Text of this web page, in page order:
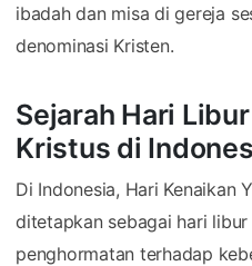
ibadah dan misa di gereja
denominasi Kristen.
Sejarah Hari
Kristus di
Di Indonesia, Hari Kenaikan
ditetapkan sebagai hari
penghormatan terhadap